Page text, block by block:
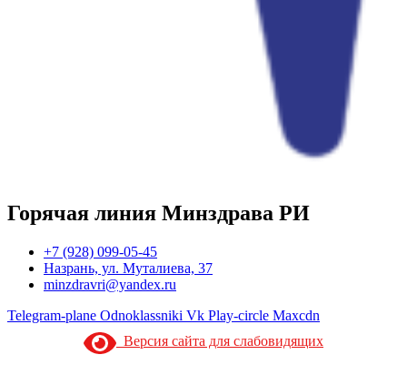
Горячая линия Минздрава РИ
+7 (928) 099-05-45
Назрань, ул. Муталиева, 37
minzdravri@yandex.ru
Telegram-plane Odnoklassniki Vk Play-circle Maxcdn
Версия сайта для слабовидящих